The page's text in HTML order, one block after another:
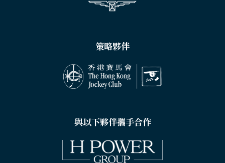
策略夥伴
與以下夥伴攜手合作